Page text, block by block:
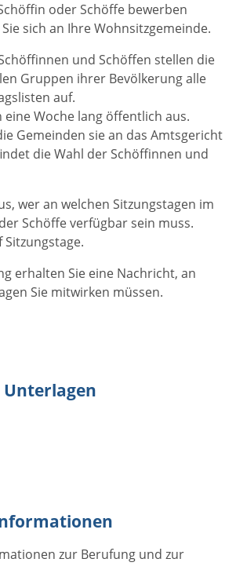
oder Schöffe bewerben
sich an Ihre Wohnsitzgemeinde.
und Schöffen stellen die
Gruppen ihrer Bevölkerung alle
auf.
eine Woche lang öffentlich aus.
Gemeinden sie an das Amtsgericht
die Wahl der Schöffinnen und
wer an welchen Sitzungstagen im
Schöffe verfügbar sein muss.
Sitzungstage.
erhalten Sie eine Nachricht, an
Sie mitwirken müssen.
zur Berufung und zur